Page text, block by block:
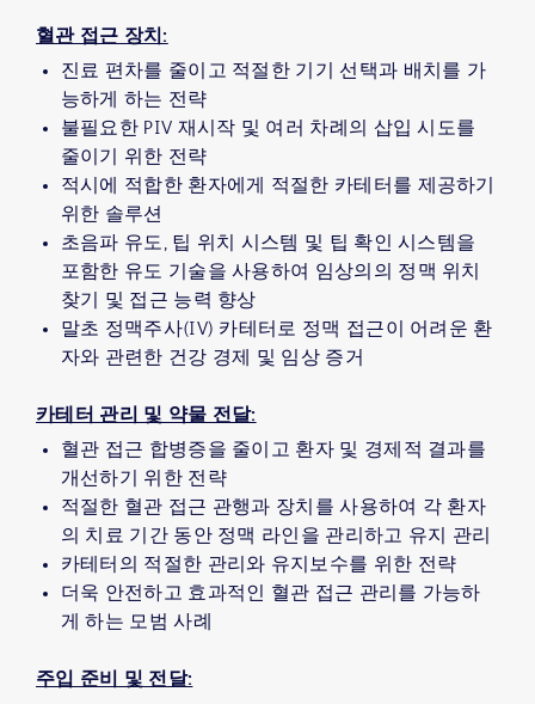
혈관 접근 장치:
진료 편차를 줄이고 적절한 기기 선택과 배치를 가
능하게 하는 전략
불필요한 PIV 재시작 및 여러 차례의 삽입 시도를
줄이기 위한 전략
적시에 적합한 환자에게 적절한 카테터를 제공하기
위한 솔루션
초음파 유도, 팁 위치 시스템 및 팁 확인 시스템을
포함한 유도 기술을 사용하여 임상의의 정맥 위치
찾기 및 접근 능력 향상
말초 정맥주사(IV) 카테터로 정맥 접근이 어려운 환
자와 관련한 건강 경제 및 임상 증거
카테터 관리 및 약물 전달:
혈관 접근 합병증을 줄이고 환자 및 경제적 결과를
개선하기 위한 전략
적절한 혈관 접근 관행과 장치를 사용하여 각 환자
의 치료 기간 동안 정맥 라인을 관리하고 유지 관리
카테터의 적절한 관리와 유지보수를 위한 전략
더욱 안전하고 효과적인 혈관 접근 관리를 가능하
게 하는 모범 사례
주입 준비 및 전달: